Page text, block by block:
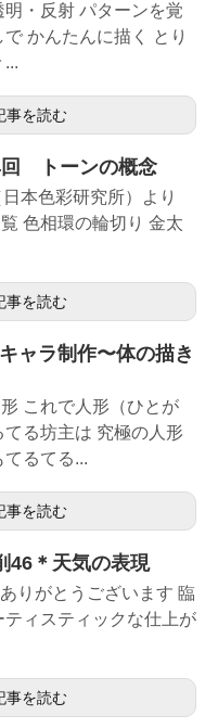
・反射 パターンを覚
かんたんに描く とり
...
事を読む
回 トーンの概念
本色彩研究所）より
色相環の輪切り 金太
事を読む
ャラ制作〜体の描き
これで人形（ひとが
る坊主は 究極の人形
るてる...
事を読む
46＊天気の表現
りがとうございます 臨
ィスティックな仕上が
事を読む